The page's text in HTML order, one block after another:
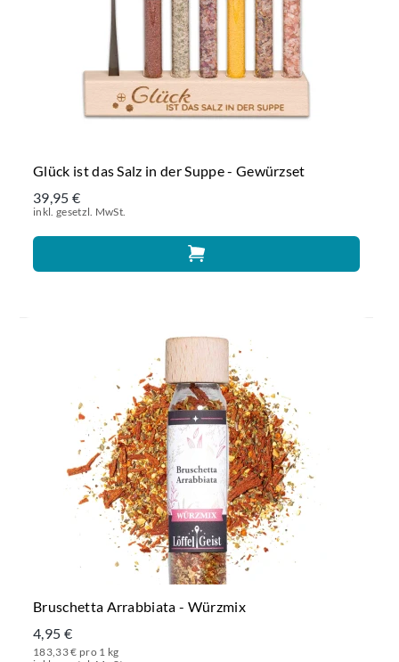
Glück ist das Salz in der Suppe - Gewürzset
39,95 €
inkl. gesetzl. MwSt.
Bruschetta Arrabbiata - Würzmix
4,95 €
183,33 € pro 1 kg